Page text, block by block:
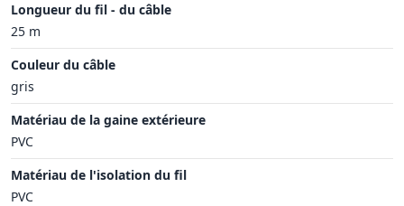
Longueur du fil - du câble
25 m
Couleur du câble
gris
Matériau de la gaine extérieure
PVC
Matériau de l'isolation du fil
PVC